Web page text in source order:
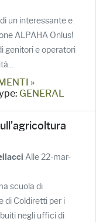
un interessante e
ALPAHA Onlus!
genitori e operatori
»
GENERAL
Alle 22-mar-
scuola di
di Coldiretti per i
negli uffici di